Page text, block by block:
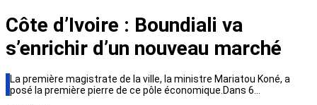
Côte d’Ivoire : Boundiali va
s’enrichir d’un nouveau marché
La première magistrate de la ville, la ministre Mariatou Koné, a
posé la première pierre de ce pôle économique.Dans 6…